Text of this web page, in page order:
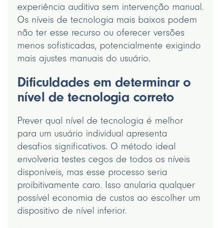
experiência auditiva sem intervenção manual.
Os níveis de tecnologia mais baixos podem
não ter esse recurso ou oferecer versões
menos sofisticadas, potencialmente exigindo
mais ajustes manuais do usuário.
Dificuldades em determinar o
nível de tecnologia correto
Prever qual nível de tecnologia é melhor
para um usuário individual apresenta
desafios significativos. O método ideal
envolveria testes cegos de todos os níveis
disponíveis, mas esse processo seria
proibitivamente caro. Isso anularia qualquer
possível economia de custos ao escolher um
dispositivo de nível inferior.